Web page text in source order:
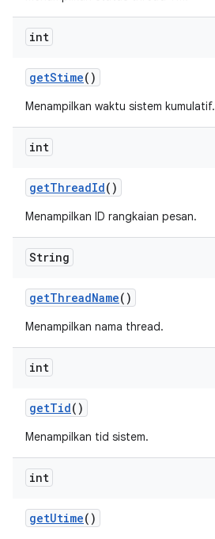
int
getStime()
Menampilkan waktu sistem kumulatif.
int
getThreadId()
Menampilkan ID rangkaian pesan.
String
getThreadName()
Menampilkan nama thread.
int
getTid()
Menampilkan tid sistem.
int
getUtime()